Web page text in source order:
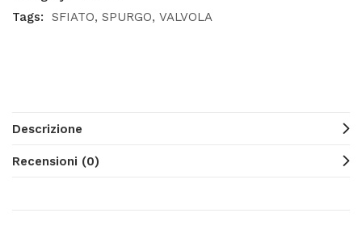
Tags:
SFIATO SPURGO VALVOLA
Descrizione
Recensioni (0)